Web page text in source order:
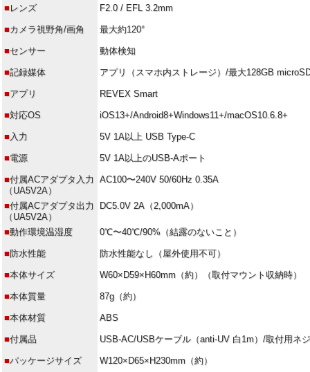
■レンズ F2.0 / EFL 3.2mm
■カメラ視野角/画角 最大約120°
■センサー 動体検知
■記録媒体 アプリ（スマホ内ストレージ）/最大128GB
■アプリ REVEX Smart
■対応OS iOS13+/Android8+Windows11+/macOS10.6.8+
■入力 5V 1A以上 USB Type-C
■電源 5V 1A以上のUSB-Aポート
■付属ACアダプタ入力
（UA5V2A）
AC100〜240V 50/60Hz 0.35A
■付属ACアダプタ出力
（UA5V2A）
DC5.0V 2A（2,000mA）
■動作環境温湿度 0℃〜40℃/90%（結露のないこと）
■防水性能 防水性能なし（屋外使用不可）
■本体サイズ W60×D59×H60mm（約）（取付マウント収納時）
■本体質量 87g（約）
■本体材質 ABS
■付属品 USB-AC/USBケーブル（anti-UV 白1m）/取付用ネ
■パッケージサイズ W120×D65×H230mm（約）